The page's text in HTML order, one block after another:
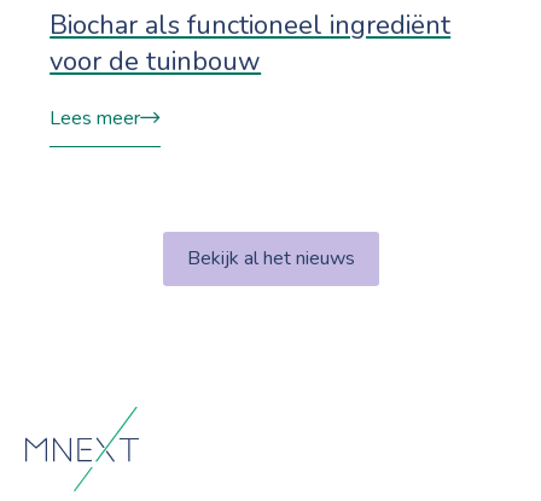
Biochar als functioneel ingrediënt
voor de tuinbouw
Lees meer
Bekijk al het nieuws